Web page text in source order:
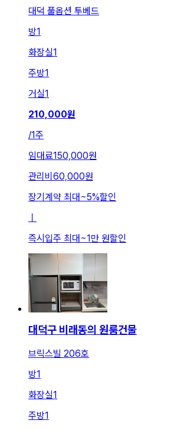
대덕 풀옵션 투베드
방1
화장실1
주방1
거실1
210,000원
/1주
임대료150,000원
관리비 60,000원
장기계약 최대~5%할인
ㅣ
즉시입주 최대~1만 원할인
대덕구 비래동의 원룸건물
브릭스빌 206호
방1
화장실1
주방1